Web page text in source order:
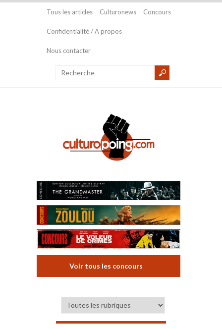
Tous les articles Culturonews Concours
Confidentialité / A propos
Nous contacter
Voir tous les concours